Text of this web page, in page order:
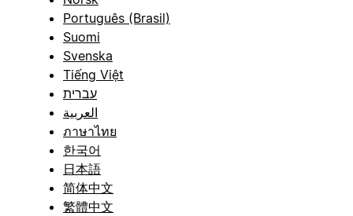
Português (Brasil)
Suomi
Svenska
Tiếng Việt
עברית
العربية
ภาษาไทย
한국어
日本語
简体中文
繁體中文